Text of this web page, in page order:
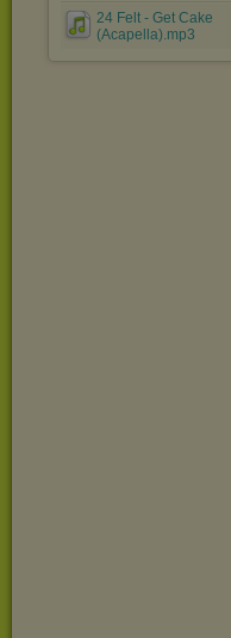
24 Felt - Get Cake
(Acapella).mp3